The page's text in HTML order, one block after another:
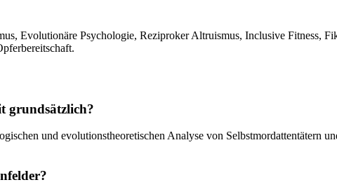
Evolutionäre Psychologie, Reziproker Altruismus, Inclusive Fitness,
grundsätzlich?
und evolutionstheoretischen Analyse von